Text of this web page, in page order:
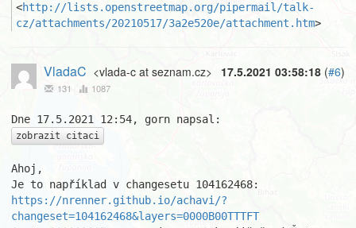
<http://lists.openstreetmap.org/pipermail/talk-
cz/attachments/20210517/3a2e520e/attachment.htm>
17.5.2021 03:58:18 (#6)
VladaC <vlada-c at seznam.cz>
131 1087
zobrazit citaci
Ahoj,
https://nrenner.github.io/achavi/?
changeset=104162468&layers=0000B00TTTFT